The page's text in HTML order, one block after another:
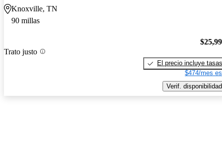
Knoxville, TN
90 millas
Trato justo
El precio incluye tasas
$474/mes
Verif. disponibilidad